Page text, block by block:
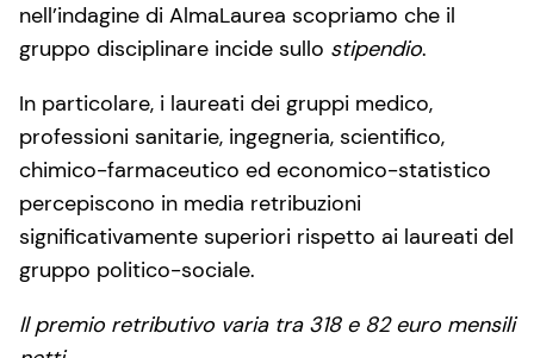
nell’indagine di AlmaLaurea scopriamo che il
gruppo disciplinare incide sullo stipendio.
In particolare, i laureati dei gruppi medico,
professioni sanitarie, ingegneria, scientifico,
chimico-farmaceutico ed economico-statistico
percepiscono in media retribuzioni
significativamente superiori rispetto ai laureati del
gruppo politico-sociale.
Il premio retributivo varia tra 318 e 82 euro mensili